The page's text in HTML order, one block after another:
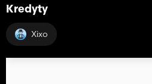
Kredyty
Xixo